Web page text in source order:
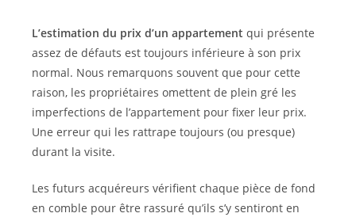
L’estimation du prix d’un appartement qui présente
assez de défauts est toujours inférieure à son prix
normal. Nous remarquons souvent que pour cette
raison, les propriétaires omettent de plein gré les
imperfections de l’appartement pour fixer leur prix.
Une erreur qui les rattrape toujours (ou presque)
durant la visite.
Les futurs acquéreurs vérifient chaque pièce de fond
en comble pour être rassuré qu’ils s’y sentiront en